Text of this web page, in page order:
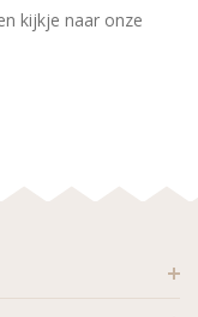
kijkje naar onze